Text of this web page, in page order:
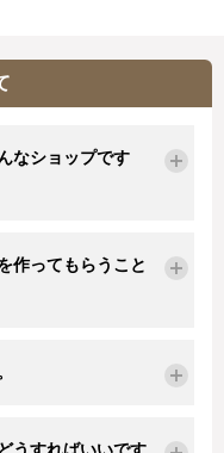
なショップです
作ってもらうこと